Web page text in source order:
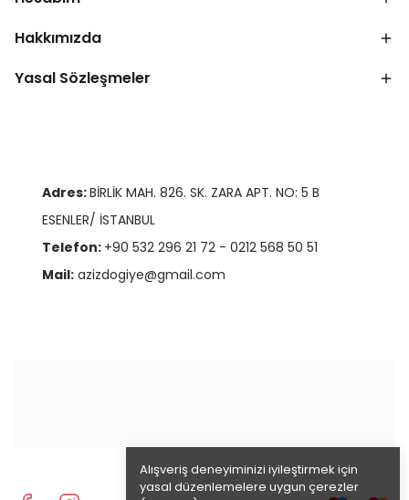
Alışveriş deneyiminizi iyileştirmek için
yasal düzenlemelere uygun çerezler
Hakkımızda
Yasal Sözleşmeler
Adres:BİRLİK MAH. 826. SK. ZARA APT. NO: 5 B
ESENLER/ İSTANBUL
Telefon: +90 532 296 21 72 - 0212 568 50 51
Mail: azizdogiye@gmail.com